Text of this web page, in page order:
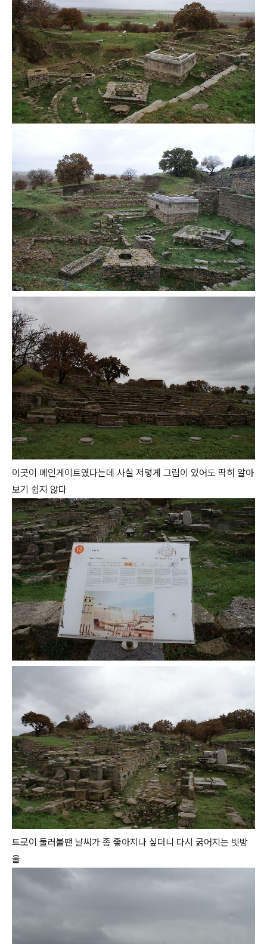
이곳이 메인게이트였다는데 사실 저렇게 그림이 있어도 딱히 알아
보기 쉽지 않다
트로이 둘러볼땐 날씨가 좀 좋아지나 싶더니 다시 굵어지는 빗방
울